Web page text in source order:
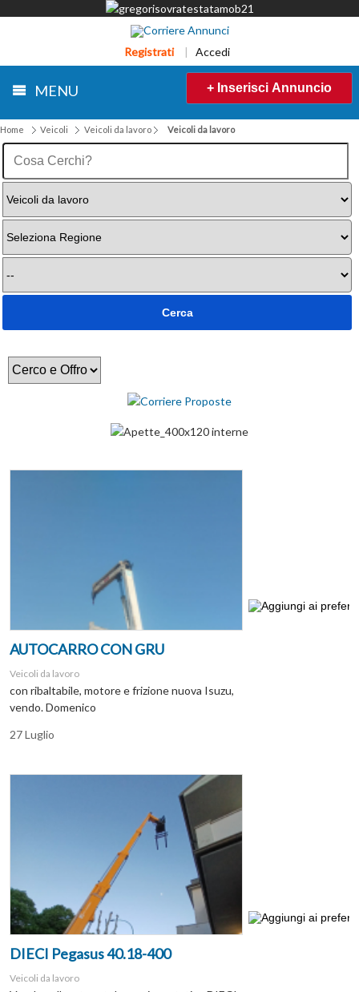
Registrati | Accedi
MENU + Inserisci Annuncio
Home Veicoli Veicoli da lavoro Veicoli da lavoro
AUTOCARRO CON GRU
Veicoli da lavoro
con ribaltabile, motore e frizione nuova Isuzu,
vendo. Domenico
27 Luglio
DIECI Pegasus 40.18-400
Veicoli da lavoro